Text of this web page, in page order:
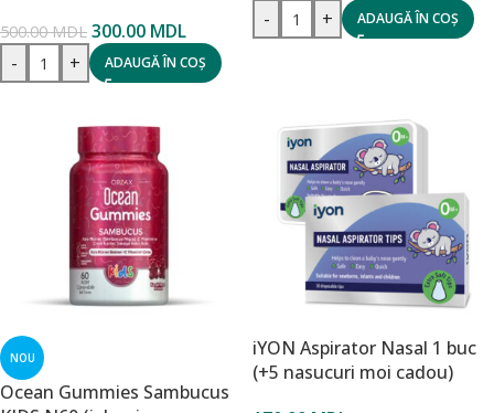
500.00MDL 300.00 MDL
- + ADAUGĂ ÎN COȘ
-
+ ADAUGĂ ÎN COȘ
NOU
Ocean Gummies Sambucus
iYON Aspirator Nasal 1 buc
(+5 nasucuri moi cadou)